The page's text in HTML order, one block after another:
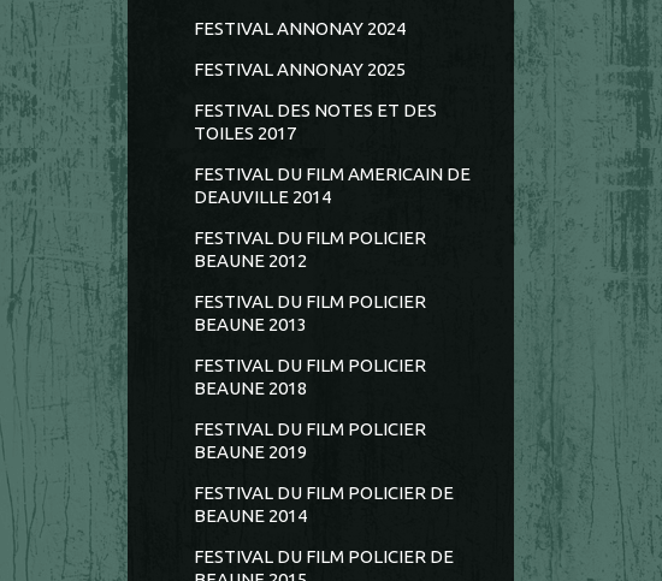
FESTIVAL ANNONAY 2024
FESTIVAL ANNONAY 2025
FESTIVAL DES NOTES ET DES
TOILES 2017
FESTIVAL DU FILM AMERICAIN DE
DEAUVILLE 2014
FESTIVAL DU FILM POLICIER
BEAUNE 2012
FESTIVAL DU FILM POLICIER
BEAUNE 2013
FESTIVAL DU FILM POLICIER
BEAUNE 2018
FESTIVAL DU FILM POLICIER
BEAUNE 2019
FESTIVAL DU FILM POLICIER DE
BEAUNE 2014
FESTIVAL DU FILM POLICIER DE